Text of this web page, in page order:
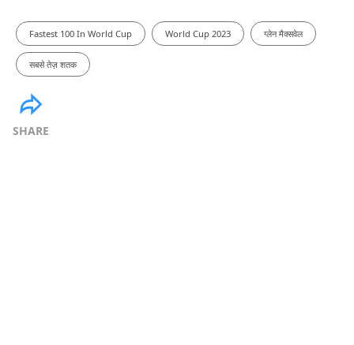
Fastest 100 In World Cup World Cup 2023 ग्लेन मैक्सवेल
सबसे तेज़ शतक
SHARE